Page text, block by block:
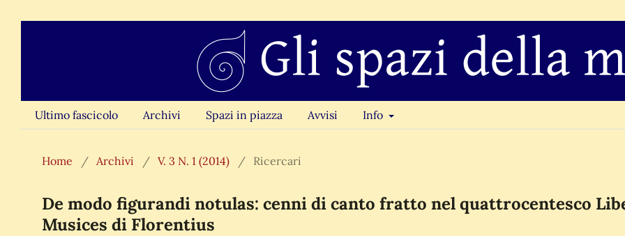
Ultimo fascicolo Archivi Spazi in piazza Avvisi Info
Home / Archivi / V. 3 N. 1 (2014) / Ricercari
De modo figurandi notulas: cenni di canto fratto nel quattrocentesco
Musices di Florentius